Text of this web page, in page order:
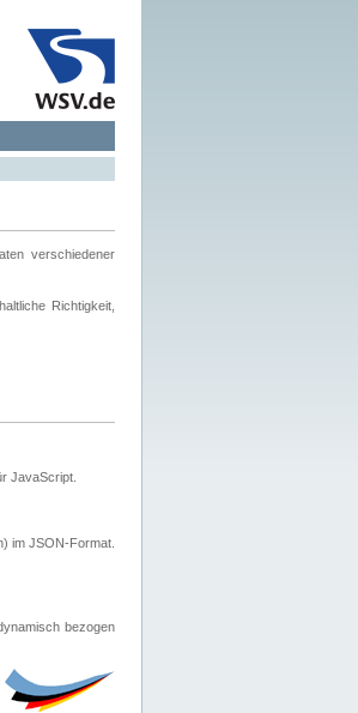
verschiedener
Richtigkeit,
JavaScript.
im JSON-Format.
bezogen